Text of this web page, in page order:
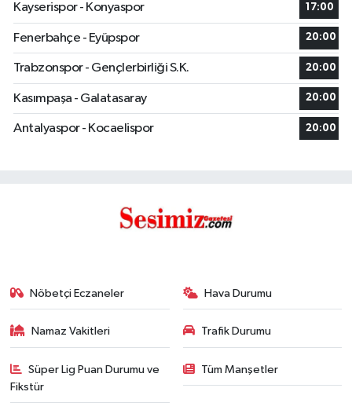
Kayserispor - Konyaspor
17:00
Fenerbahçe - Eyüpspor 20:00
Trabzonspor - Gençlerbirliği S.K. 20:00
Kasımpaşa - Galatasaray 20:00
Antalyaspor - Kocaelispor 20:00
Nöbetçi Eczaneler Hava Durumu
Namaz Vakitleri Trafik Durumu
Süper Lig Puan Durumu ve
Fikstür
Tüm Manşetler